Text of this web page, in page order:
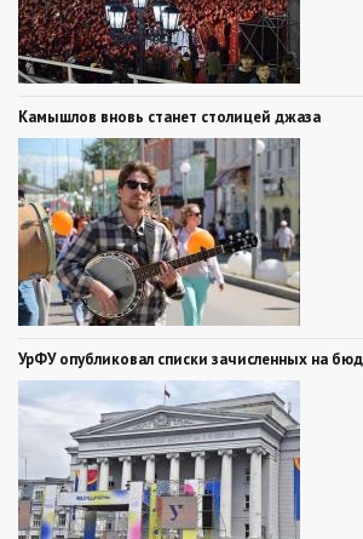
Камышлов вновь станет столицей джаза
УрФУ опубликовал списки зачисленных на